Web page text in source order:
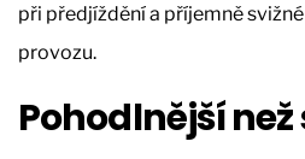
při předjíždění a příjemně
provozu.
Pohodlnější